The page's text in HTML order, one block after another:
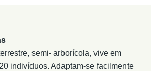
semi- arborícola, vive em
indivíduos. Adaptam-se facilmente